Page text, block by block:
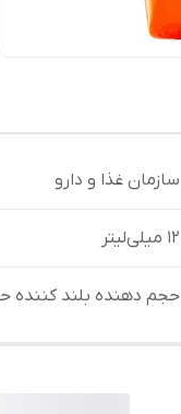
سازمان غذا و دارو
12 میلی‌لیتر
حجم دهنده بلند کننده